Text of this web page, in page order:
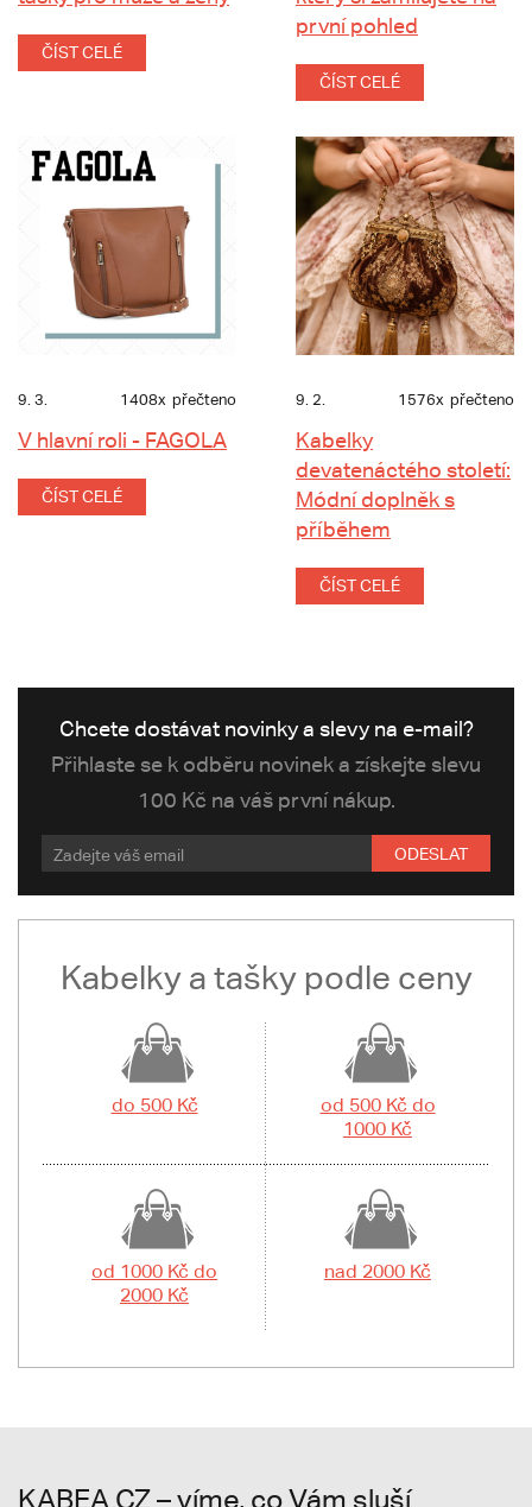
ČÍST CELÉ
první pohled
ČÍST CELÉ
9. 3. 1408x přečteno
V hlavní roli - FAGOLA
ČÍST CELÉ
9. 2. 1576x přečteno
Kabelky
devatenáctého století:
Módní doplněk s
příběhem
ČÍST CELÉ
Chcete dostávat novinky a slevy na e-mail?
Přihlaste se k odběru novinek a získejte slevu
100 Kč na váš první nákup.
ODESLAT
Kabelky a tašky podle ceny
do 500 Kč
od 500 Kč do
1000 Kč
od 1000 Kč do
2000 Kč
nad 2000 Kč
KABEA.CZ – víme, co Vám sluší